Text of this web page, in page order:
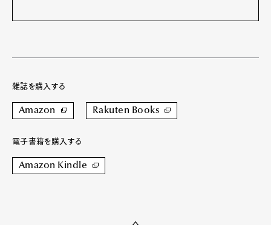
Pen Meet
雑誌を購入する
Amazon Rakuten Books
電子書籍を購入する
Amazon Kindle